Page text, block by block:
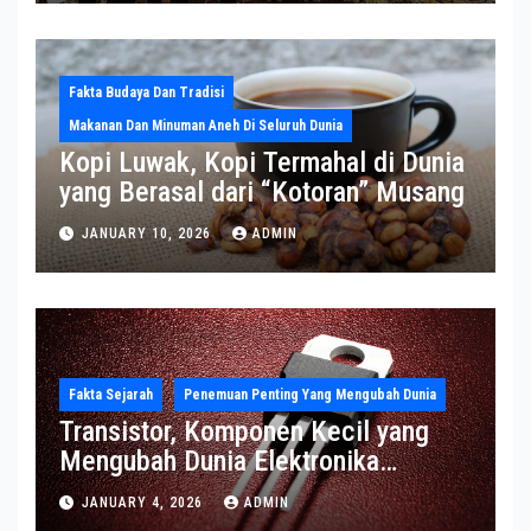
Fakta Budaya Dan Tradisi
Makanan Dan Minuman Aneh Di Seluruh Dunia
Kopi Luwak, Kopi Termahal di Dunia
yang Berasal dari “Kotoran” Musang
JANUARY 10, 2026 ADMIN
Fakta Sejarah Penemuan Penting Yang Mengubah Dunia
Transistor, Komponen Kecil yang
Mengubah Dunia Elektronika
Modern
JANUARY 4, 2026 ADMIN